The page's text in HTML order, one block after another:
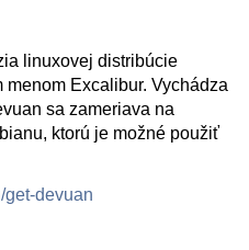
linuxovej distribúcie
Excalibur. Vychádza
sa zameriava na
ktorú je možné použiť
get-devuan